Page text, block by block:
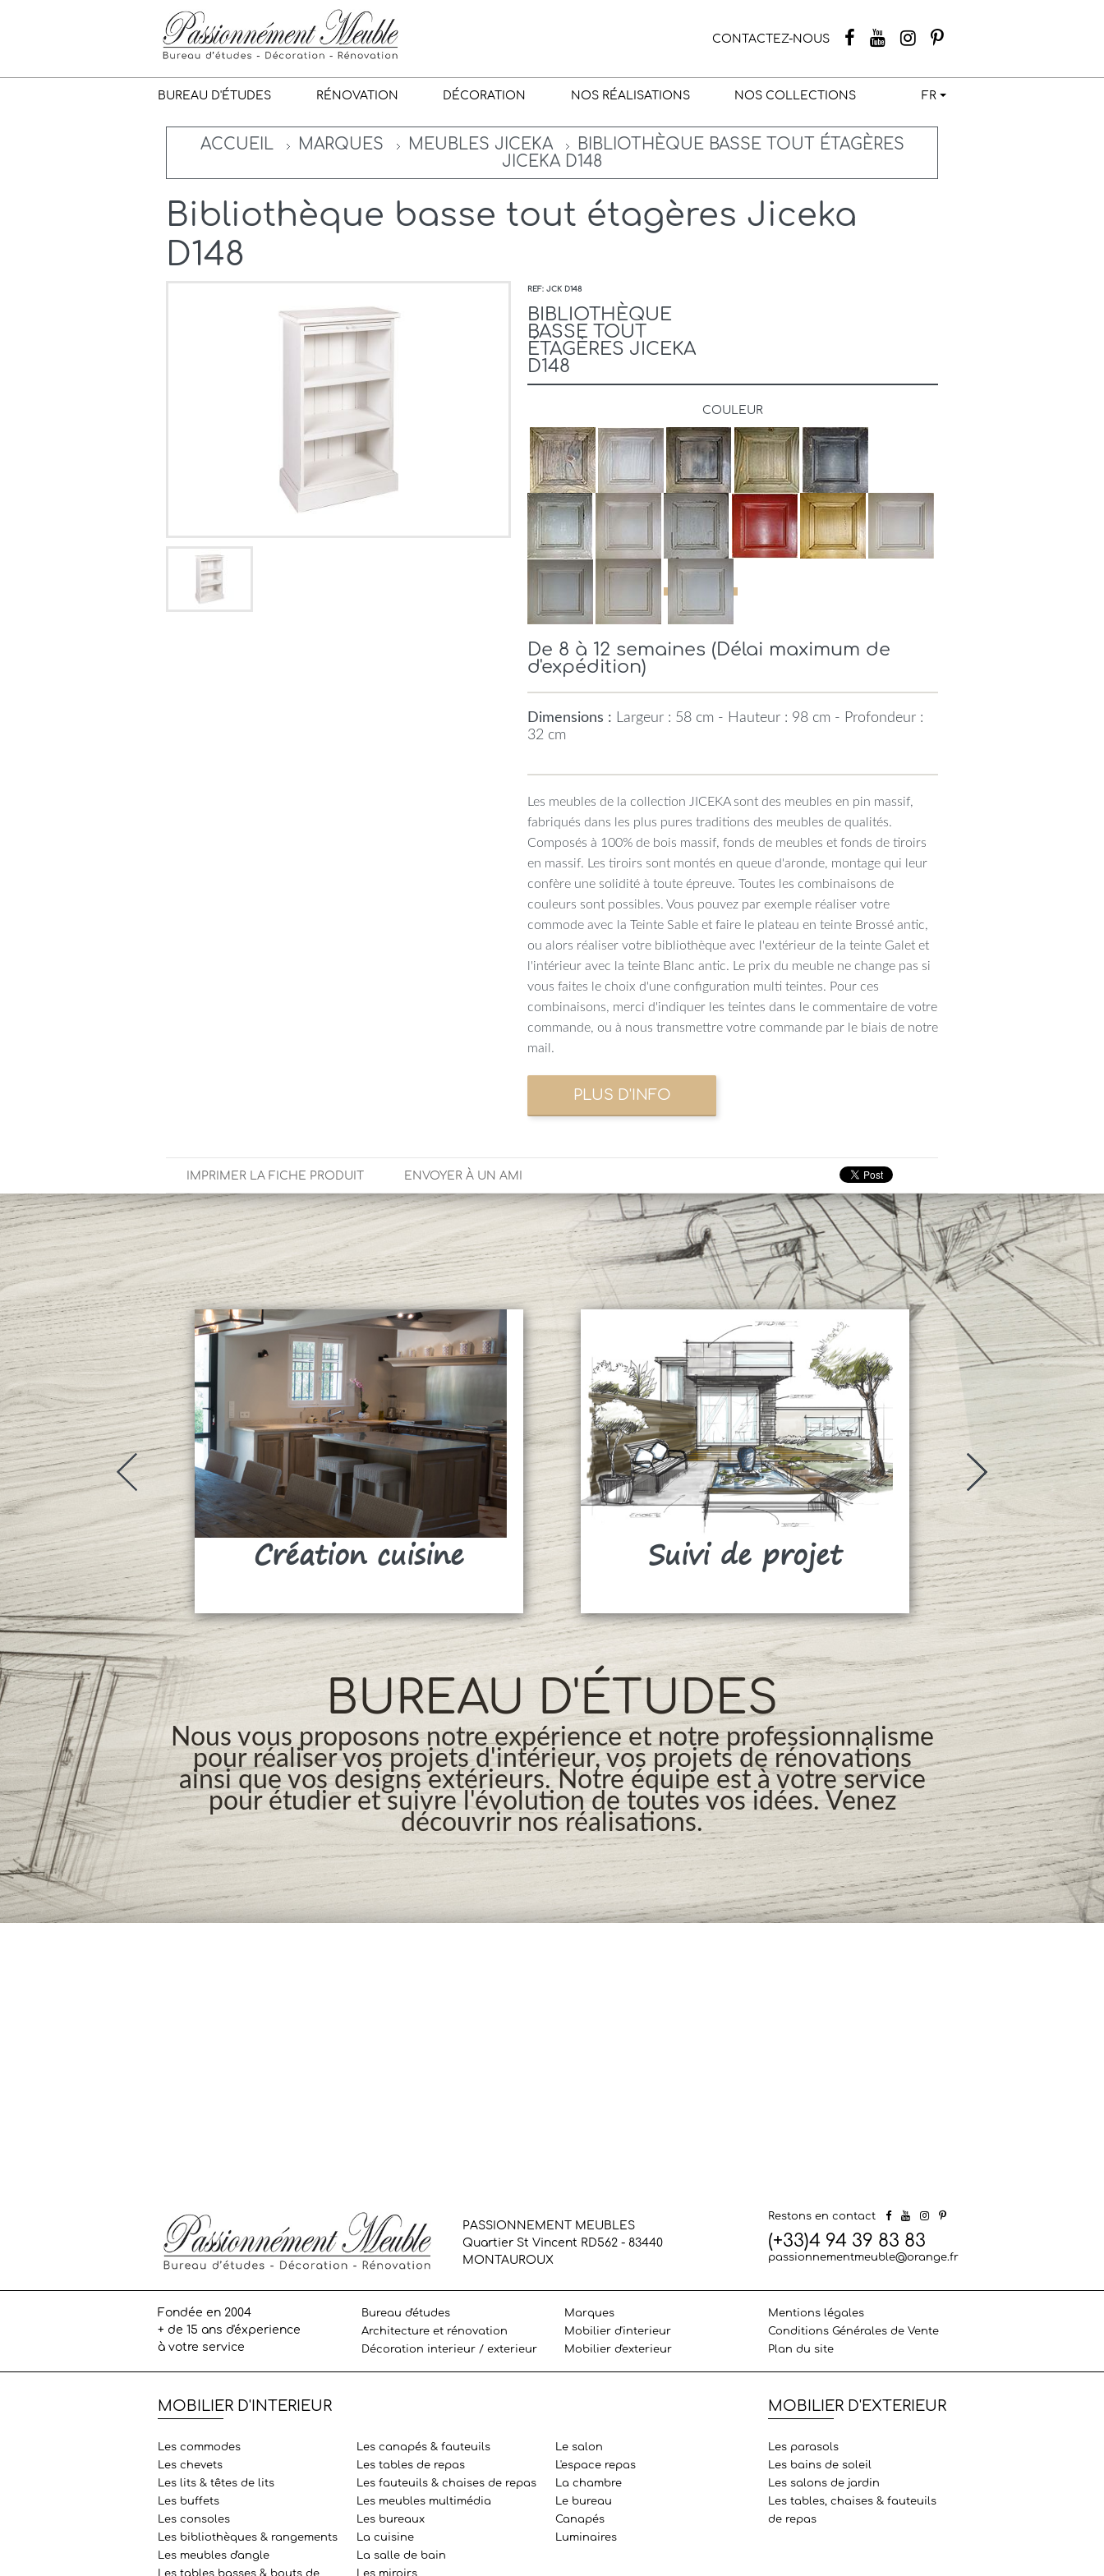
CONTACTEZ-NOUS
BUREAU D'ÉTUDES RÉNOVATION DÉCORATION NOS RÉALISATIONS NOS COLLECTIONS FR
ACCUEIL MARQUES MEUBLES JICEKA
BIBLIOTHÈQUE BASSE TOUT ÉTAGÈRES
JICEKA D148
Bibliothèque basse tout étagères Jiceka
D148
REF: JCK D148
BIBLIOTHÈQUE
BASSE TOUT
ÉTAGÈRES JICEKA
D148
COULEUR
De 8 à 12 semaines (Délai maximum de
d'expédition)
Dimensions : Largeur : 58 cm - Hauteur : 98 cm - Profondeur :
32 cm
Les meubles de la collection JICEKA sont des meubles en pin massif,
fabriqués dans les plus pures traditions des meubles de qualités.
Composés à 100% de bois massif, fonds de meubles et fonds de tiroirs
en massif. Les tiroirs sont montés en queue d'aronde, montage qui leur
confère une solidité à toute épreuve. Toutes les combinaisons de
couleurs sont possibles. Vous pouvez par exemple réaliser votre
commode avec la Teinte Sable et faire le plateau en teinte Brossé antic,
ou alors réaliser votre bibliothèque avec l'extérieur de la teinte Galet et
l'intérieur avec la teinte Blanc antic. Le prix du meuble ne change pas si
vous faites le choix d'une configuration multi teintes. Pour ces
combinaisons, merci d'indiquer les teintes dans le commentaire de votre
commande, ou à nous transmettre votre commande par le biais de notre
mail.
IMPRIMER LA FICHE PRODUIT ENVOYER À UN AMI
Création cuisine Suivi de projet
BUREAU D'ÉTUDES
Nous vous proposons notre expérience et notre professionnalisme
pour réaliser vos projets d'intérieur, vos projets de rénovations
ainsi que vos designs extérieurs. Notre équipe est à votre service
pour étudier et suivre l'évolution de toutes vos idées. Venez
découvrir nos réalisations.
PASSIONNEMENT MEUBLES
Quartier St Vincent RD562 - 83440
MONTAUROUX
Restons en contact
(+33)4 94 39 83 83
passionnementmeuble@orange.fr
Fondée en 2004
+ de 15 ans d'éxperience
à votre service
Bureau d'études
Architecture et rénovation
Décoration interieur / exterieur
Marques
Mobilier d'interieur
Mobilier d'exterieur
Mentions légales
Conditions Générales de Vente
Plan du site
MOBILIER D'INTERIEUR
Les commodes
Les chevets
Les lits & têtes de lits
Les buffets
Les consoles
Les bibliothèques & rangements
Les meubles d'angle
Les tables basses & bouts de
Les canapés & fauteuils
Les tables de repas
Les fauteuils & chaises de repas
Les meubles multimédia
Les bureaux
La cuisine
La salle de bain
Les miroirs
Le salon
L'espace repas
La chambre
Le bureau
Canapés
Luminaires
MOBILIER D'EXTERIEUR
Les parasols
Les bains de soleil
Les salons de jardin
Les tables, chaises & fauteuils
de repas